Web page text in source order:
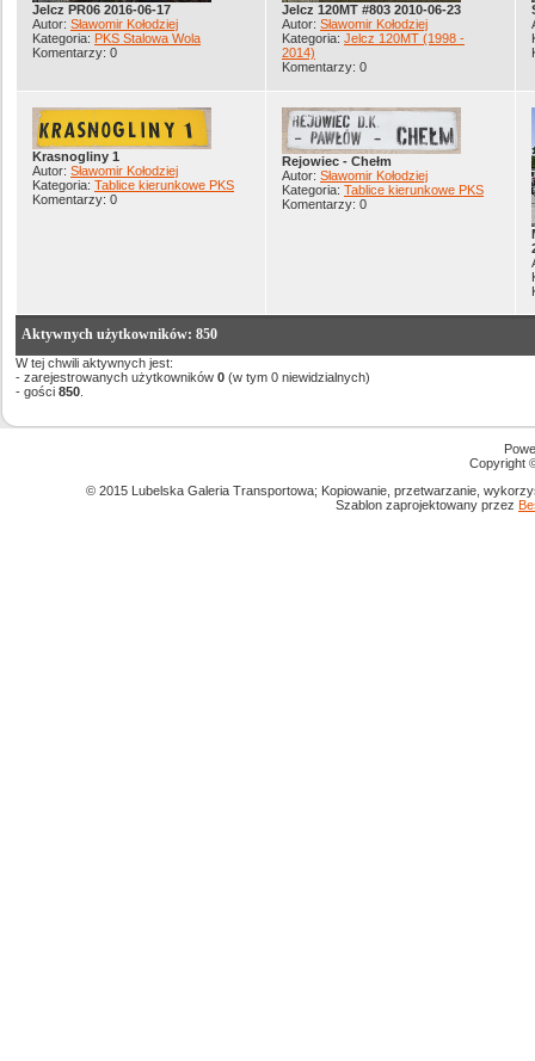
Jelcz PR06 2016-06-17
Autor: Sławomir Kołodziej
Kategoria: PKS Stalowa Wola
Komentarzy: 0
Jelcz 120MT #803 2010-06-23
Autor: Sławomir Kołodziej
Kategoria: Jelcz 120MT (1998 -
2014)
Komentarzy: 0
Krasnogliny 1
Autor: Sławomir Kołodziej
Kategoria: Tablice kierunkowe PKS
Komentarzy: 0
Rejowiec - Chełm
Autor: Sławomir Kołodziej
Kategoria: Tablice kierunkowe PKS
Komentarzy: 0
Aktywnych użytkowników: 850
W tej chwili aktywnych jest:
- zarejestrowanych użytkowników 0 (w tym 0 niewidzialnych)
- gości 850
Copyright
© 2015 Lubelska Galeria Transportowa; Kopiowanie, przetwarzanie,
Szablon zaprojektowany przez